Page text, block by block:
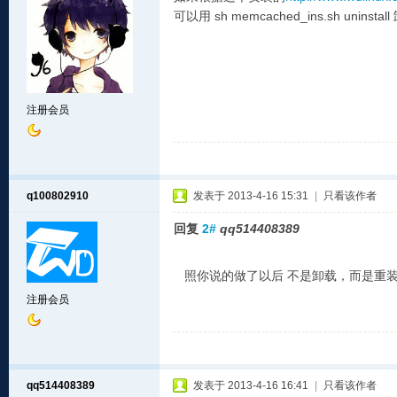
注册会员
可以用 sh memcached_ins.sh uninstall
q100802910
注册会员
发表于 2013-4-16 15:31 只看该作者
回复 2# qq514408389
照你说的做了以后 不是卸载，而是重
qq514408389 发表于 2013-4-16 16:41 只看该作者